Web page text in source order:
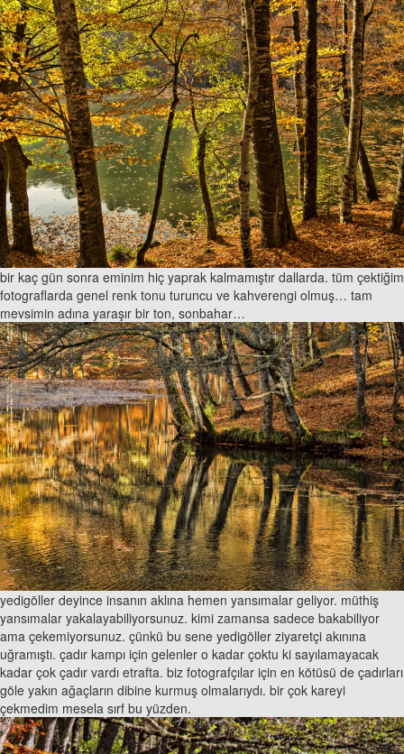
bir kaç gün sonra eminim hiç yaprak kalmamıştır dallarda. tüm çektiğim
fotograflarda genel renk tonu turuncu ve kahverengi olmuş… tam
mevsimin adına yaraşır bir ton, sonbahar…
yedigöller deyince insanın aklına hemen yansımalar geliyor. müthiş
yansımalar yakalayabiliyorsunuz. kimi zamansa sadece bakabiliyor
ama çekemiyorsunuz. çünkü bu sene yedigöller ziyaretçi akınına
uğramıştı. çadır kampı için gelenler o kadar çoktu ki sayılamayacak
kadar çok çadır vardı etrafta. biz fotografçılar için en kötüsü de çadırları
göle yakın ağaçların dibine kurmuş olmalarıydı. bir çok kareyi
çekmedim mesela sırf bu yüzden.